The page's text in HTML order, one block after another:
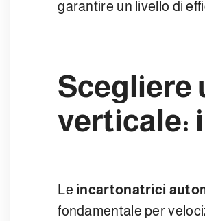
garantire un livello di
Scegliere
verticale:
Le incartonatrici
fondamentale per